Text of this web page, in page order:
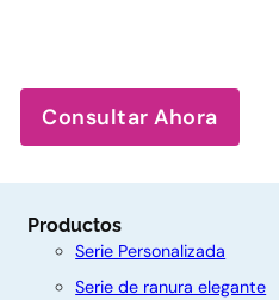
Consultar Ahora
Productos
Serie Personalizada
Serie de ranura elegante